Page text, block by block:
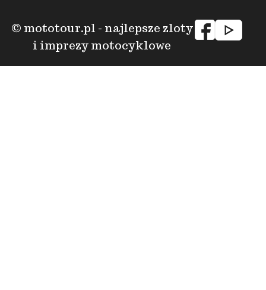
© mototour.pl - najlepsze zloty
i imprezy motocyklowe